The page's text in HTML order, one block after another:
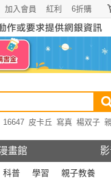
6折購
紅利
加入會員
16647 皮卡丘 寫真 楊双子
畫館
科普 學習 親子教養